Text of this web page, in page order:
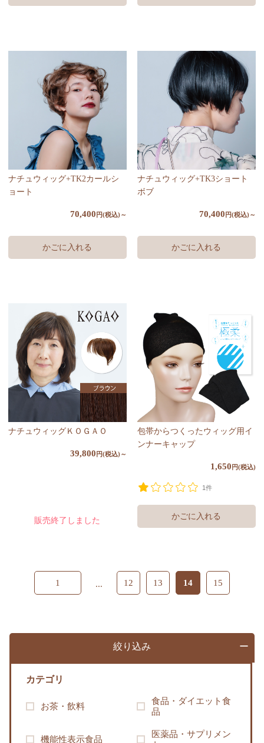
ナチュウィッグ+TK2カールシ
ョート
70,400 円(税込)～
かごに入れる
ナチュウィッグ+TK3ショート
ボブ
70,400 円(税込)～
かごに入れる
ナチュウィッグＫＯＧＡＯ
39,800 円(税込)～
販売終了しました
包帯からつくったウィッグ用イ
ンナーキャップ
1,650 円(税込)
1件
1 ... 12 13 14 15
絞り込み
カテゴリ
お茶・飲料
食品・ダイエット食
品
機能性表示食品
医薬品・サプリメン